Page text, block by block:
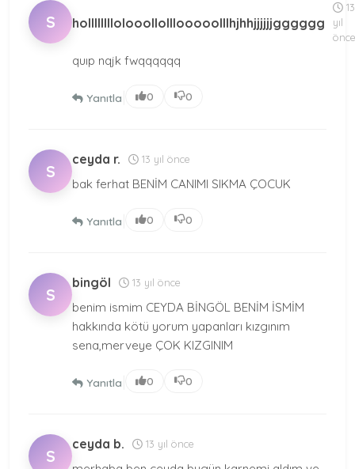
S hollllllllolooollolllooooolllhjhhjjjjjjgggggg
13
yıl
önce
quıp nqjk fwqqqqqq
Yanıtla 0 0
S
ceyda r. 13 yıl önce
bak ferhat BENİM CANIMI SIKMA ÇOCUK
Yanıtla 0 0
S
bingöl 13 yıl önce
benim ismim CEYDA BİNGÖL BENİM İSMİM
hakkında kötü yorum yapanları kızgınım
sena,merveye ÇOK KIZGINIM
Yanıtla 0 0
S
ceyda b. 13 yıl önce